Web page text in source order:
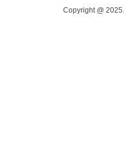
Copyright @